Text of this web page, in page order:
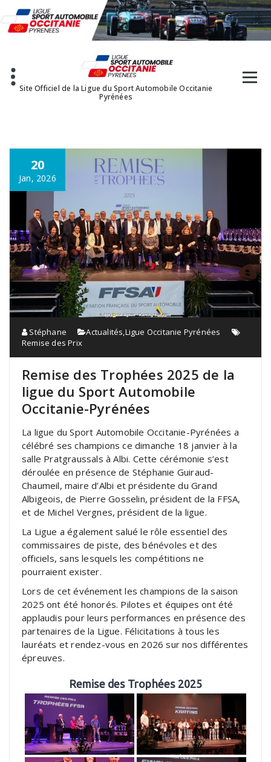
au
contenu
Site Officiel de la Ligue du Sport Automobile Occitanie
Pyrénées
20
Jan, 2026
Stéphane Actualités,Ligue Occitanie Pyrénées
Remise des Prix
Remise des Trophées 2025 de la
ligue du Sport Automobile
Occitanie-Pyrénées
La ligue du Sport Automobile Occitanie-Pyrénées a
célébré ses champions ce dimanche 18 janvier à la
salle Pratgraussals à Albi. Cette cérémonie s’est
déroulée en présence de Stéphanie Guiraud-
Chaumeil, maire d’Albi et présidente du Grand
Albigeois, de Pierre Gosselin, président de la FFSA,
et de Michel Vergnes, président de la ligue.
La Ligue a également salué le rôle essentiel des
commissaires de piste, des bénévoles et des
officiels, sans lesquels les compétitions ne
pourraient exister.
Lors de cet événement les champions de la saison
2025 ont été honorés. Pilotes et équipes ont été
applaudis pour leurs performances en présence des
partenaires de la Ligue. Félicitations à tous les
lauréats et rendez-vous en 2026 sur nos différentes
épreuves.
Remise des Trophées 2025